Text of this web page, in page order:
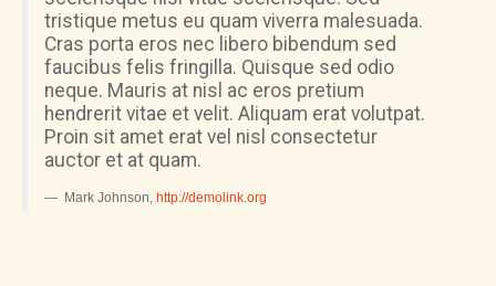
tristique metus eu quam viverra malesuada.
Cras porta eros nec libero bibendum sed
faucibus felis fringilla. Quisque sed odio
neque. Mauris at nisl ac eros pretium
hendrerit vitae et velit. Aliquam erat volutpat.
Proin sit amet erat vel nisl consectetur
auctor et at quam.
Mark Johnson http://demolink.org